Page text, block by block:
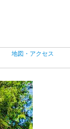
地図・アクセス